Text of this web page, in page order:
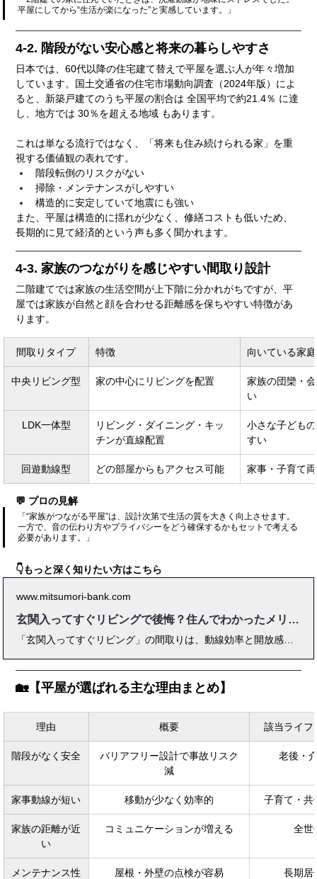
平屋にしてから“生活が楽になった”と実感しています。」
4-2. 階段がない安心感と将来の暮らしやすさ
日本では、60代以降の住宅建て替えで平屋を選ぶ人が年々増加
しています。国土交通省の住宅市場動向調査（2024年版）によ
ると、新築戸建てのうち平屋の割合は 全国平均で約21.4％ に達
し、地方では 30％を超える地域 もあります。
これは単なる流行ではなく、「将来も住み続けられる家」を重
視する価値観の表れです。
階段転倒のリスクがない
掃除・メンテナンスがしやすい
構造的に安定していて地震にも強い
また、平屋は構造的に揺れが少なく、修繕コストも低いため、
長期的に見て経済的という声も多く聞かれます。
4-3. 家族のつながりを感じやすい間取り設計
二階建てでは家族の生活空間が上下階に分かれがちですが、平
屋では家族が自然と顔を合わせる距離感を保ちやすい特徴があ
ります。
間取りタイプ 特徴 向いている家庭
中央リビング型 家の中心にリビングを配置
家族の団欒・
い
LDK一体型
リビング・ダイニング・キッ
チンが直線配置
小さな子ども
すい
回遊動線型 どの部屋からもアクセス可能 家事・子育て
💬 プロの見解
「“家族がつながる平屋”は、設計次第で生活の質を大きく向上させます。
一方で、音の伝わり方やプライバシーをどう確保するかもセットで考える
必要があります。」
👇もっと深く知りたい方はこちら
www.mitsumori-bank.com
玄関入ってすぐリビングで後悔？住んでわかったメリットとデメリット
🏡【平屋が選ばれる主な理由まとめ】
理由 概要 該当ライフ
階段がなく安全
バリアフリー設計で事故リスク
減
老後・
家事動線が短い 移動が少なく効率的 子育て・共
家族の距離が近
い
コミュニケーションが増える 全世
メンテナンス性 屋根・外壁の点検が容易 長期居